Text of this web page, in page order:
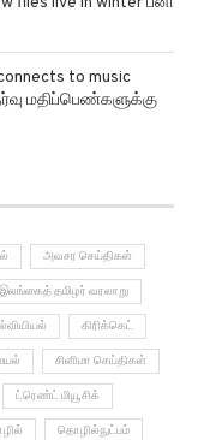
to music
மதிப்பெண்களுக்கு
அவசர செய்திகள்
இலங்கைத் தமிழர் வரலாறு
கிரிக்கெட்
சினிமா செய்திகள்
ட்ரெண்ட் மியூசிக்
தொழில்நுட்பம்